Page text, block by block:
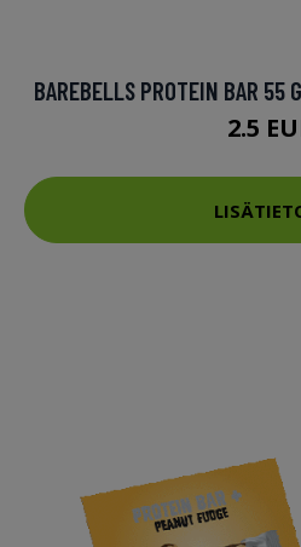
BAREBELLS PROTEIN BAR 55
2.5